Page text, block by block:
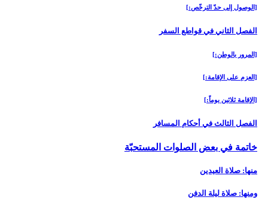
[الوصول إلى حدّ الترخّص:]
الفصل الثاني في قواطع السفر
[المرور بالوطن:]
[العزم على الإقامة:]
[الإقامة ثلاثين يوماً:]
الفصل الثالث في أحكام المسافر
خاتمة في بعض الصلوات المستحبّة
منها: صلاة العيدين‏
ومنها: صلاة ليلة الدفن‏